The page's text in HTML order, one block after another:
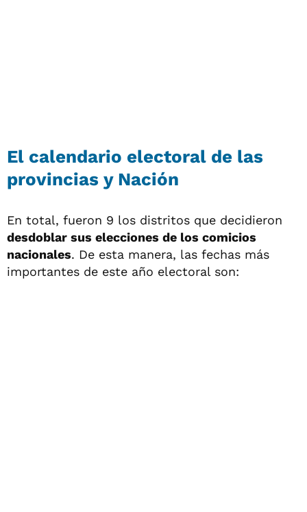
El calendario electoral de las
provincias y Nación
En total, fueron 9 los distritos que decidieron
desdoblar sus elecciones de los comicios
nacionales. De esta manera, las fechas más
importantes de este año electoral son: